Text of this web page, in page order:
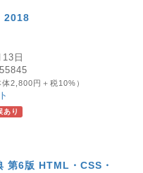
2018
日
体2,800円＋税10%）
り
第6版 HTML・CSS・